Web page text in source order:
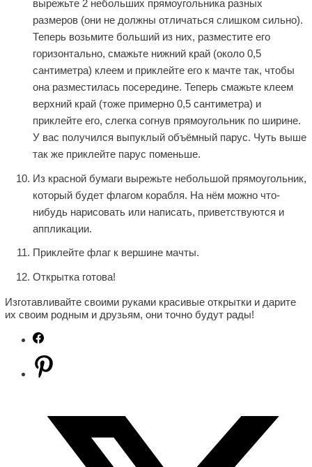
вырежьте 2 небольших прямоугольника разных
размеров (они не должны отличаться слишком сильно).
Теперь возьмите больший из них, разместите его
горизонтально, смажьте нижний край (около 0,5
сантиметра) клеем и приклейте его к мачте так, чтобы
она разместилась посередине. Теперь смажьте клеем
верхний край (тоже примерно 0,5 сантиметра) и
приклейте его, слегка согнув прямоугольник по ширине.
У вас получился выпуклый объёмный парус. Чуть выше
так же приклейте парус поменьше.
Из красной бумаги вырежьте небольшой прямоугольник,
который будет флагом корабля. На нём можно что-
нибудь нарисовать или написать, приветствуются и
аппликации.
Приклейте флаг к вершине мачты.
Открытка готова!
Изготавливайте своими руками красивые открытки и дарите
их своим родным и друзьям, они точно будут рады!